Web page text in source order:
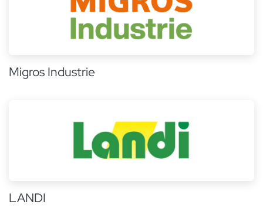
Migros Industrie
LANDI